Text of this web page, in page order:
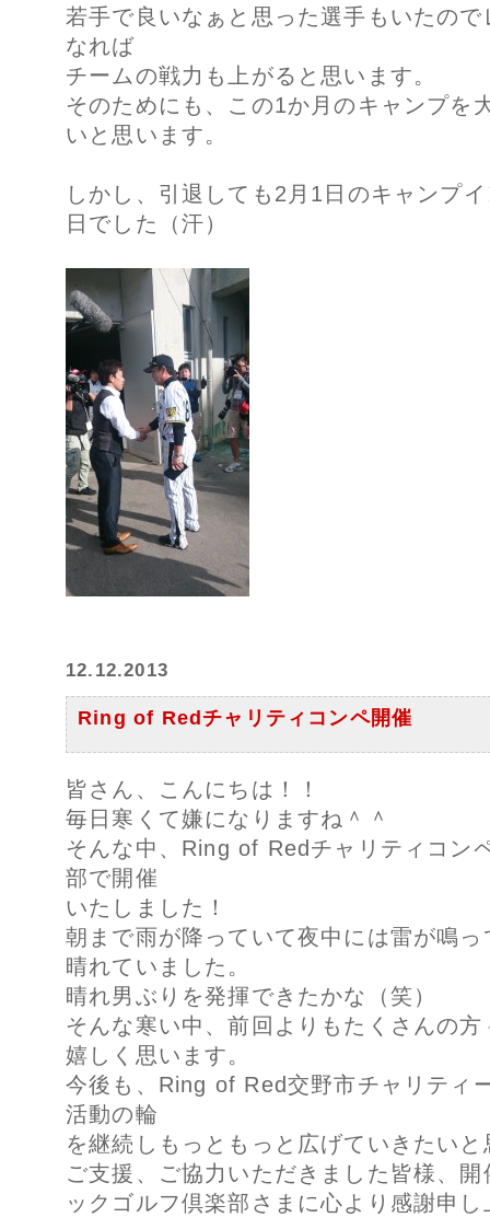
若手で良いなぁと思った選手もいたの
なれば
チームの戦力も上がると思います。
そのためにも、この1か月のキャンプを
いと思います。
しかし、引退しても2月1日のキャンプ
日でした（汗）
12.12.2013
Ring of Redチャリティコンペ開催
皆さん、こんにちは！！
毎日寒くて嫌になりますね＾＾
そんな中、Ring of Redチャリティコン
部で開催
いたしました！
朝まで雨が降っていて夜中には雷が鳴
晴れていました。
晴れ男ぶりを発揮できたかな（笑）
そんな寒い中、前回よりもたくさんの
嬉しく思います。
今後も、Ring of Red交野市チャリティ
活動の輪
を継続しもっともっと広げていきたい
ご支援、ご協力いただきました皆様、
ックゴルフ倶楽部さまに心より感謝申